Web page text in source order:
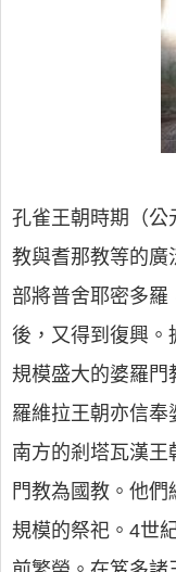
孔雀王朝時期（公
教與耆那教等的廣
部將普舍耶密多羅
後，又得到復興。
規模盛大的婆羅
羅維拉王朝亦信奉
南方的剎塔瓦漢王
門教為國教。他
規模的祭祀。4世